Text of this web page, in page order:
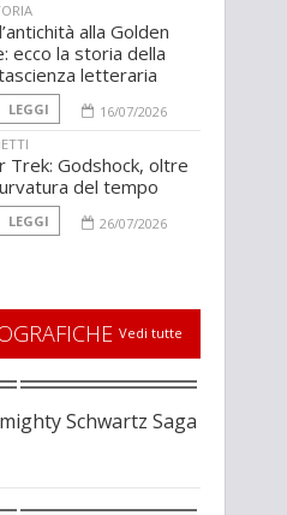
alla Golden
ecco la storia della
letteraria
LEGGI
16/07/2026
Trek: Godshock, oltre
del tempo
LEGGI 26/07/2026
Vedi tutte
Schwartz Saga